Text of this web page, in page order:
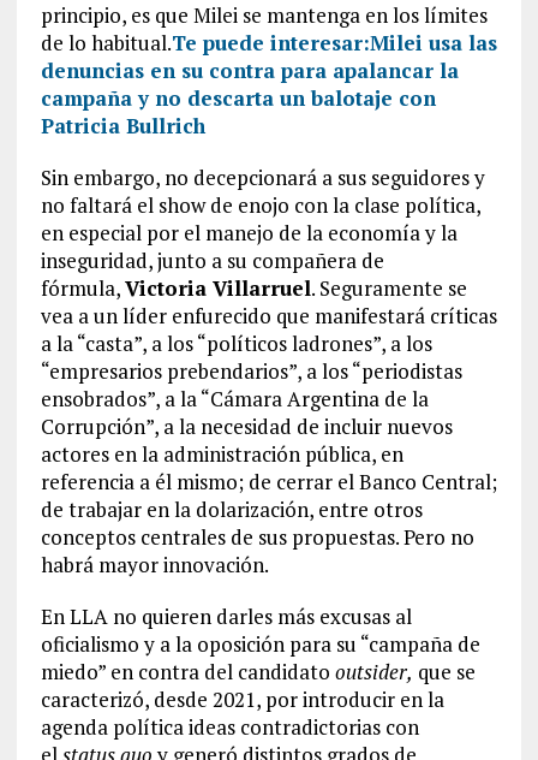
principio, es que Milei se mantenga en los límites
de lo habitual.Te puede interesar:Milei usa las
denuncias en su contra para apalancar la
campaña y no descarta un balotaje con
Patricia Bullrich
Sin embargo, no decepcionará a sus seguidores y
no faltará el show de enojo con la clase política,
en especial por el manejo de la economía y la
inseguridad, junto a su compañera de
fórmula,Victoria Villarruel. Seguramente se
vea a un líder enfurecido que manifestará críticas
a la “casta”, a los “políticos ladrones”, a los
“empresarios prebendarios”, a los “periodistas
ensobrados”, a la “Cámara Argentina de la
Corrupción”, a la necesidad de incluir nuevos
actores en la administración pública, en
referencia a él mismo; de cerrar el Banco Central;
de trabajar en la dolarización, entre otros
conceptos centrales de sus propuestas. Pero no
habrá mayor innovación.
En LLA no quieren darles más excusas al
oficialismo y a la oposición para su “campaña de
miedo” en contra del candidato outsider, que se
caracterizó, desde 2021, por introducir en la
agenda política ideas contradictorias con